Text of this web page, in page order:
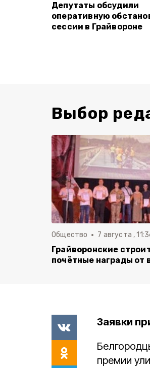
Депутаты обсудили
оперативную
сессии в Грайвороне
Выбор
Общество 7 августа ,
Грайворонские
почётные награды от
Заявки
премии